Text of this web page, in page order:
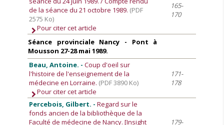
de la séance du 21 octobre 1989. (PDF
2575 Ko)
Pour citer cet article
165-
170
Séance provinciale Nancy - Pont à
Mousson 27-28 mai 1989.
Beau, Antoine. -Coup d'oeil sur
l'histoire de l'enseignement de la
médecine en Lorraine. (PDF 3890 Ko)
Pour citer cet article
171-
178
Percebois, Gilbert. -Regard sur le
fonds ancien de la bibliothèque de la
Faculté de médecine de Nancy. [Insight
179-